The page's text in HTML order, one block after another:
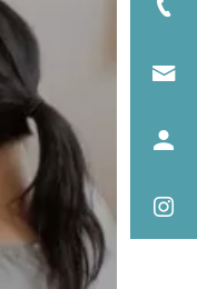
症状の原因解説
坐骨神経痛に鍼は効く？効
果が出るまでの回数と通院
目安